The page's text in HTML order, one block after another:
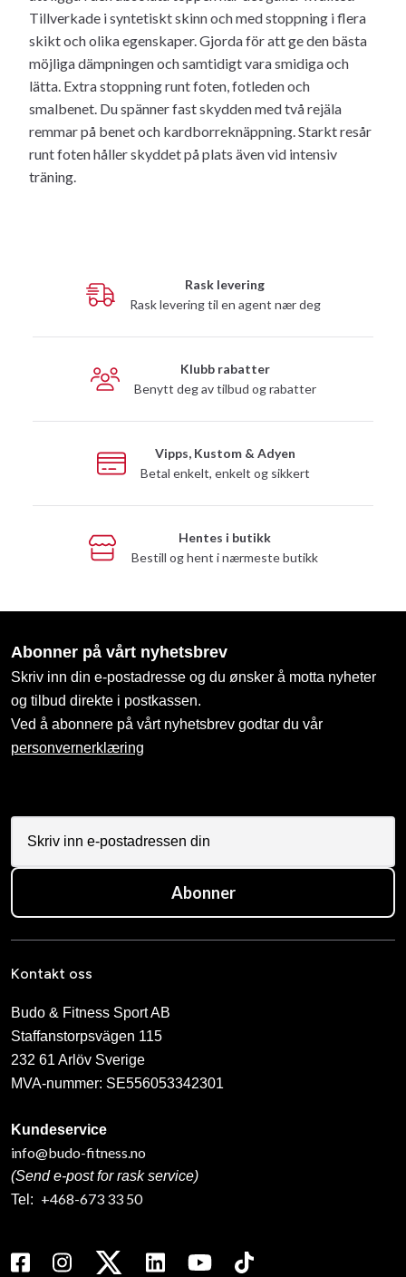
Tillverkade i syntetiskt skinn och med stoppning i flera
skikt och olika egenskaper. Gjorda för att ge den bästa
möjliga dämpningen och samtidigt vara smidiga och
lätta. Extra stoppning runt foten, fotleden och
smalbenet. Du spänner fast skydden med två rejäla
remmar på benet och kardborreknäppning. Starkt resår
runt foten håller skyddet på plats även vid intensiv
träning.
Rask levering
Rask levering til en agent nær deg
Klubb rabatter
Benytt deg av tilbud og rabatter
Vipps, Kustom & Adyen
Betal enkelt, enkelt og sikkert
Hentes i butikk
Bestill og hent i nærmeste butikk
Abonner på vårt nyhetsbrev
Skriv inn din e-postadresse og du ønsker å motta nyheter
og tilbud direkte i postkassen.
Ved å abonnere på vårt nyhetsbrev godtar du vår
personvernerklæring
Abonner
Kontakt oss
Budo & Fitness Sport AB
Staffanstorpsvägen 115
232 61 Arlöv Sverige
MVA-nummer: SE556053342301
Kundeservice
info@budo-fitness.no
(Send e-post for rask service)
Tel: +468-673 33 50